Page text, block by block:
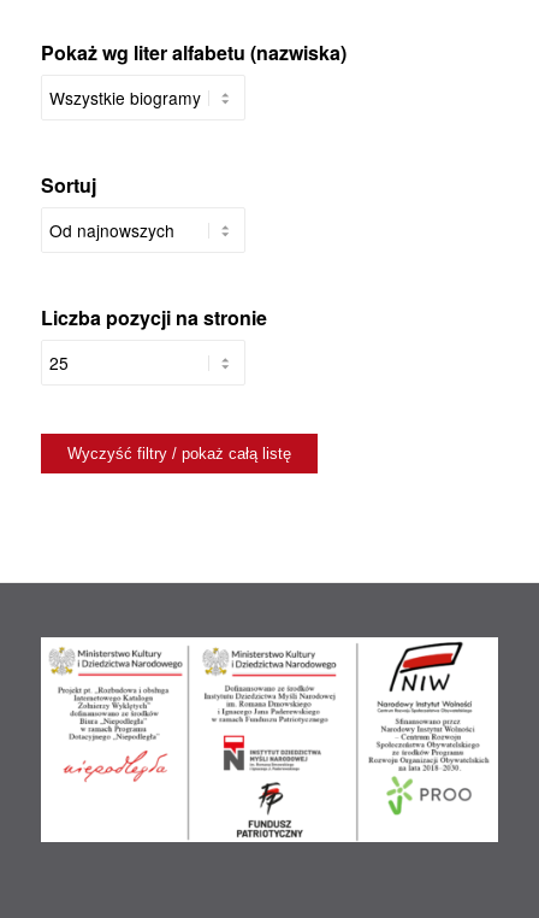
Pokaż wg liter alfabetu (nazwiska)
Sortuj
Liczba pozycji na stronie